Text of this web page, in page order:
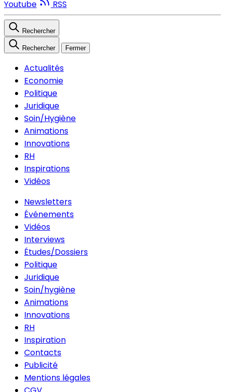
Youtube
RSS
Rechercher
Rechercher Fermer
Actualités
Economie
Politique
Juridique
Soin/Hygiène
Animations
Innovations
RH
Inspirations
Vidéos
Newsletters
Événements
Vidéos
Interviews
Études/Dossiers
Politique
Juridique
Soin/hygiène
Animations
Innovations
RH
Inspiration
Contacts
Publicité
Mentions légales